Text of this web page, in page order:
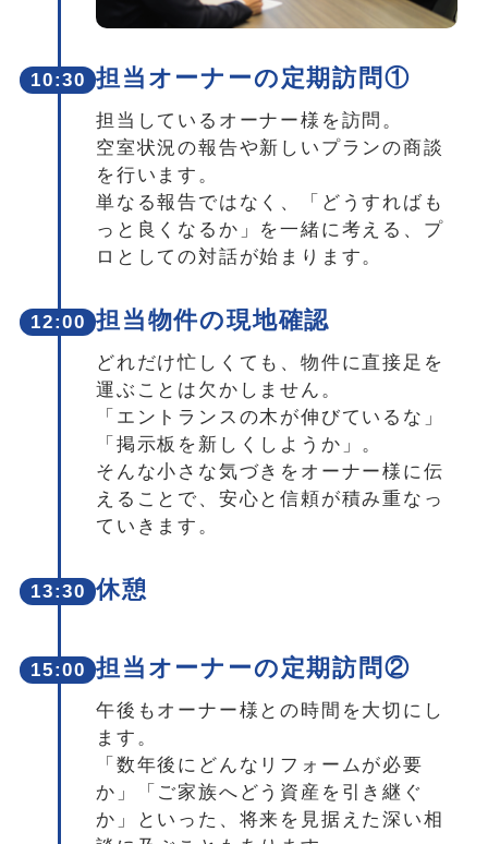
10:30 担当オーナーの定期訪問①
担当しているオーナー様を訪問。
空室状況の報告や新しいプランの商談
を行います。
単なる報告ではなく、「どうすればも
っと良くなるか」を一緒に考える、プ
ロとしての対話が始まります。
12:00 担当物件の現地確認
どれだけ忙しくても、物件に直接足を
運ぶことは欠かしません。
「エントランスの木が伸びているな」
「掲示板を新しくしようか」。
そんな小さな気づきをオーナー様に伝
えることで、安心と信頼が積み重なっ
ていきます。
13:30 休憩
15:00 担当オーナーの定期訪問②
午後もオーナー様との時間を大切にし
ます。
「数年後にどんなリフォームが必要
か」「ご家族へどう資産を引き継ぐ
か」といった、将来を見据えた深い相